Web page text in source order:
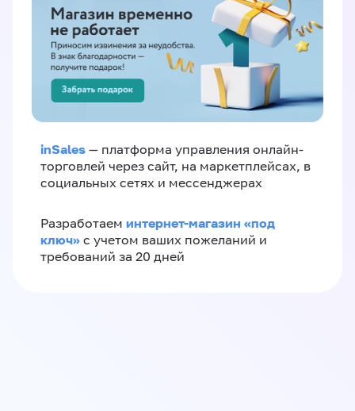
inSales — платформа управления онлайн-
торговлей через сайт, на маркетплейсах, в
социальных сетях и мессенджерах
Разработаем интернет-магазин «‎под
ключ»‎ с учетом ваших пожеланий и
требований за 20 дней